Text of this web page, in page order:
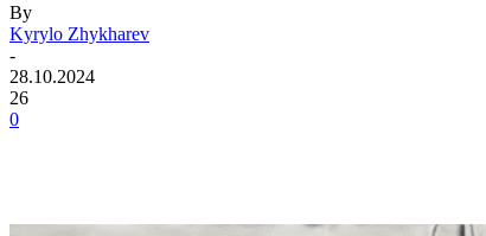
By
Kyrylo Zhykharev
-
28.10.2024
26
0